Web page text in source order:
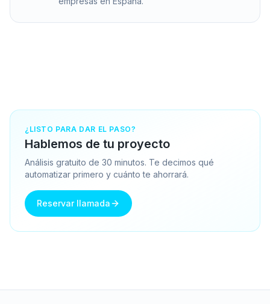
¿LISTO PARA DAR EL PASO?
Hablemos de tu proyecto
Análisis gratuito de 30 minutos. Te decimos qué
automatizar primero y cuánto te ahorrará.
Reservar llamada